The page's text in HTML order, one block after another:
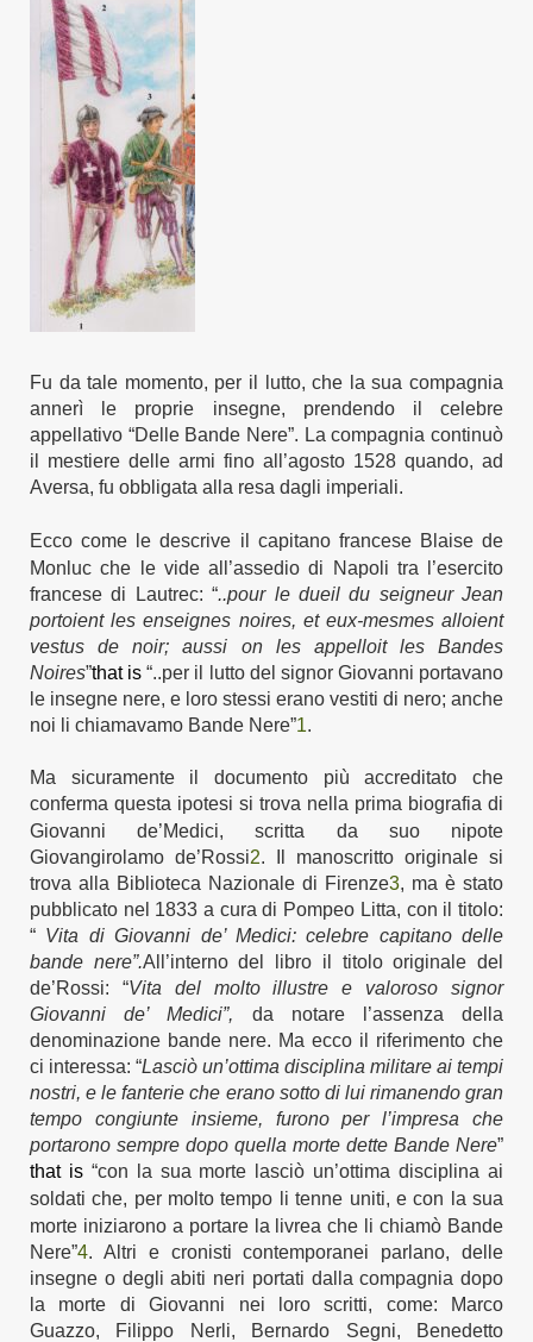
Fu datale momento, per il lutto,che a sua compagnia
annerì le proprie insegne, prendendo il celebre
appellativo “DelleBande Nere”. La compagnia continuò
il mestiere delle armi fino all’agosto 1528 quando, ad
Aversa, fu obbligata alla resa dagli imperiali.
Ecco come le descrive il capitano francese Blaise de
Monluc che le vide all’assedio di Napoli tra l’esercito
francese di Lautrec: “..pour le dueil du seigneur Jean
portoient les enseignes noires, et eux-mesmes alloient
vestus de noir; aussi on les appelloit les Bandes
Noires”that is“..per il lutto del signor Giovanni portavano
le insegne nere, e loro stessi erano vestiti di nero; anche
noi li chiamavamo Bande Nere”1.
Ma sicuramente il documento più accreditato che
conferma questa ipotesi si trova nel la prima biografia di
Giovanni de’Medici, scritta da suo nipote
Giovangirolamo de’Rossi2. manoscritto originale si
trova alla Biblioteca Nazionale di Firenze3, ma è stato
pubblicato nel 1833 a cura di Pompeo Litta, con il titolo:
“ Vita di Giovanni de’ Medici: celebre capitano delle
bande nere”.All’interno del libro il titolo originale del
de’Rossi: “Vita del molto illustre e valoroso signor
Giovanni de’ Medici”, da notare l’assenza della
denominazione bande nere. Ma ecco il riferimento che
ci interessa: “Lasciò un’ottima disciplina militare ai tempi
nostri, e le fanterie che erano sotto di lui rimanendo gran
tempo congiunte insieme, furono per l’impresa che
portarono sempre dopo quella morte dette Bande Nere”
that is “con la sua morte lasciò un’ottima disciplina ai
soldati che, per molto tempo li tenne uniti, e con la sua
morte iniziarono a portare la livreache li chiamò Bande
Nere”4. Altri e cronisti contemporanei parlano, delle
insegne o degli abiti neri portati dalla compagnia dopo
la morte di Giovanni nei loro scritti, come: Marco
Guazzo, Filippo Nerli, Bernardo Segni, Benedetto